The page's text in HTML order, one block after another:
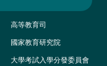
高等教育司
國家教育研究院
大學考試入學分發委員會